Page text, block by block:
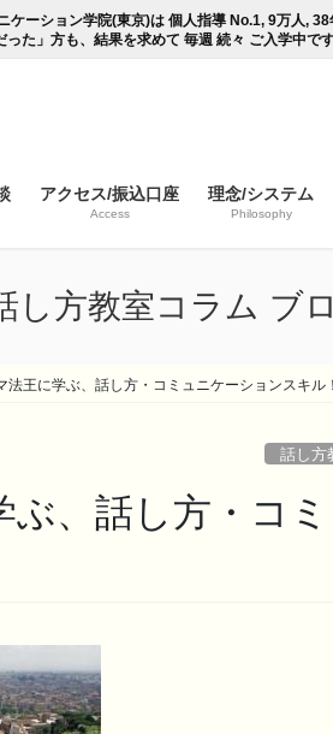
ーション学院(東京)は 個人指導 No.1, 9万人,
た」方も、結果を求めて 毎週 続々 ご入学中です
アクセス/振込口座
Access
理念/システム
Philosophy
し方教室コラム ブ
法王に学ぶ、話し方・コミュニケーションスキル
話し
、話し方・コミ